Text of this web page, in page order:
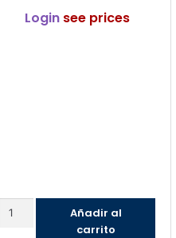
Login see prices
Añadir al
carrito